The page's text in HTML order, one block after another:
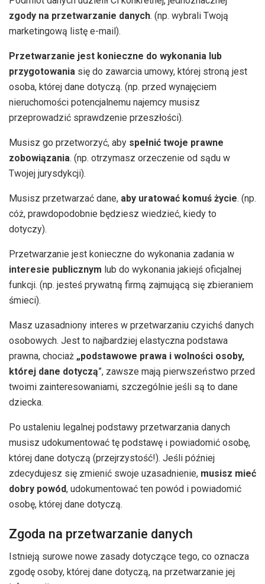
zgody na przetwarzanie danych. (np. wybrali Twoją
marketingową listę e-mail).
Przetwarzanie jest konieczne do wykonania lub
przygotowania się do zawarcia umowy, której stroną jest
osoba, której dane dotyczą. (np. przed wynajęciem
nieruchomości potencjalnemu najemcy musisz
przeprowadzić sprawdzenie przeszłości).
Musisz go przetworzyć, aby spełnić twoje prawne
zobowiązania. (np. otrzymasz orzeczenie od sądu w
Twojej jurysdykcji).
Musisz przetwarzać dane, aby uratować komuś życie. (np.
cóż, prawdopodobnie będziesz wiedzieć, kiedy to
dotyczy).
Przetwarzanie jest konieczne do wykonania zadania w
interesie publicznym lub do wykonania jakiejś oficjalnej
funkcji. (np. jesteś prywatną firmą zajmującą się zbieraniem
śmieci).
Masz uzasadniony interes w przetwarzaniu czyichś danych
osobowych. Jest to najbardziej elastyczna podstawa
prawna, chociaż „podstawowe prawa i wolności osoby,
której dane dotyczą”, zawsze mają pierwszeństwo przed
twoimi zainteresowaniami, szczególnie jeśli są to dane
dziecka.
Po ustaleniu legalnej podstawy przetwarzania danych
musisz udokumentować tę podstawę i powiadomić osobę,
której dane dotyczą (przejrzystość!). Jeśli później
zdecydujesz się zmienić swoje uzasadnienie, musisz mieć
dobry powód, udokumentować ten powód i powiadomić
osobę, której dane dotyczą.
Zgoda na przetwarzanie danych
Istnieją surowe nowe zasady dotyczące tego, co oznacza
zgodę osoby, której dane dotyczą, na przetwarzanie jej